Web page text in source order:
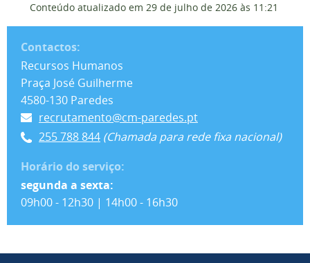
Conteúdo atualizado em 29 de julho de 2026 às 11:21
Contactos:
Recursos Humanos
Praça José Guilherme
4580-130 Paredes
recrutamento@cm-paredes.pt
255 788 844 (Chamada para rede fixa nacional)
Horário do serviço:
segunda a sexta:
09h00 - 12h30 | 14h00 - 16h30